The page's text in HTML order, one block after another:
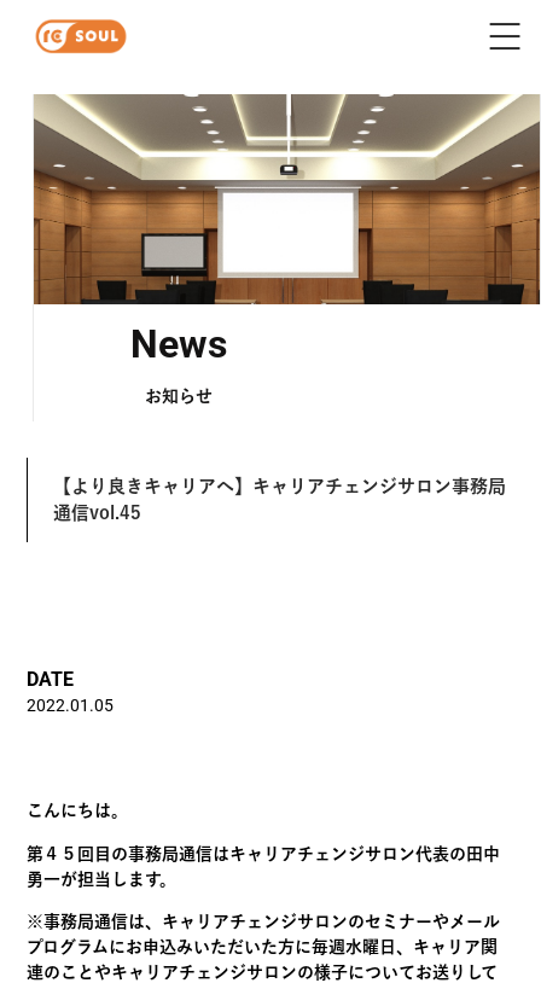
News
お知らせ
【より良きキャリアへ】キャリアチェンジサロン事務局
通信vol.45
DATE
2022.01.05
こんにちは。
第４５回目の事務局通信はキャリアチェンジサロン代表の田中
勇一が担当します。
※事務局通信は、キャリアチェンジサロンのセミナーやメール
プログラムにお申込みいただいた方に毎週水曜日、キャリア関
連のことやキャリアチェンジサロンの様子についてお送りして